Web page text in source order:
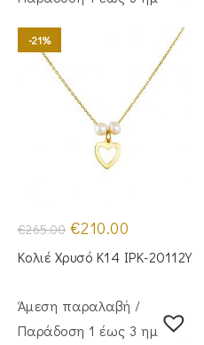
-21%
€265.00 Original
price
was:
€265.00.
€210.00
τιμή
είναι:
Κολιέ Χρυσό Κ14 IPK-20112Y
Άμεση παραλαβή /
Παράδoση 1 έως 3 ημέρες